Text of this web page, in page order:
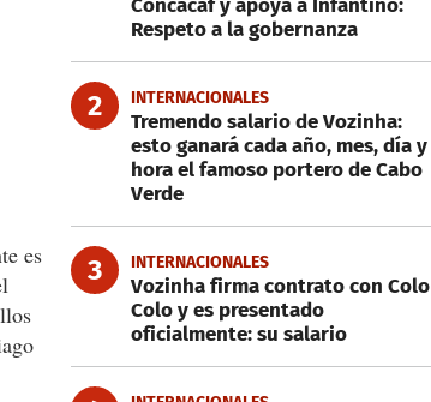
es
Concacaf y apoya a Infantino:
Respeto a la gobernanza
2 INTERNACIONALES
Tremendo salario de Vozinha:
esto ganará cada año, mes, día y
hora el famoso portero de Cabo
Verde
3 INTERNACIONALES
Vozinha firma contrato con Colo
Colo y es presentado
oficialmente: su salario